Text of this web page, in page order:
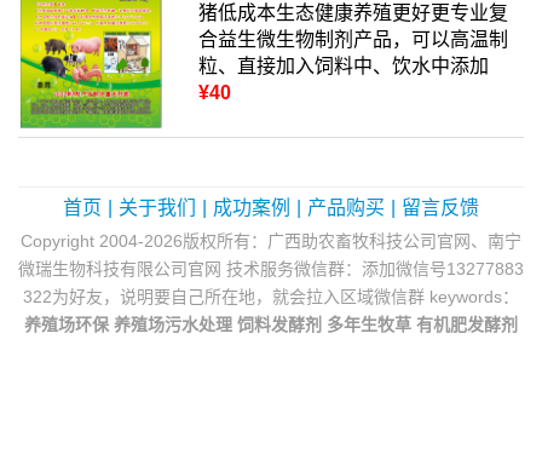
猪低成本生态健康养殖更好更专业复
合益生微生物制剂产品，可以高温制
粒、直接加入饲料中、饮水中添加
¥40
首页 关于我们 成功案例 产品购买 留言反馈
Copyright 2004-2026版权所有：广西助农畜牧科技公司官网、南宁
微瑞生物科技有限公司官网 技术服务微信群：添加微信号13277883
322为好友，说明要自己所在地，就会拉入区域微信群 keywords：
养殖场环保 养殖场污水处理 饲料发酵剂 多年生牧草 有机肥发酵剂